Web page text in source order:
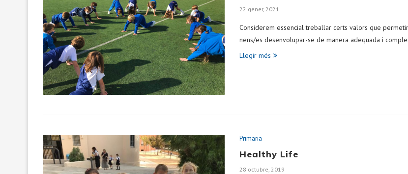
22 gener, 2021
Considerem essencial treballar certs valors que
nens/es desenvolupar-se de manera adequada i
Llegir més
Primaria
Healthy Life
28 octubre, 2019